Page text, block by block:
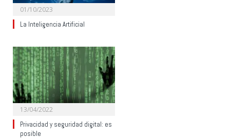
01/10/2023
La Inteligencia Artificial
13/04/2022
Privacidad y seguridad digital: es
posible